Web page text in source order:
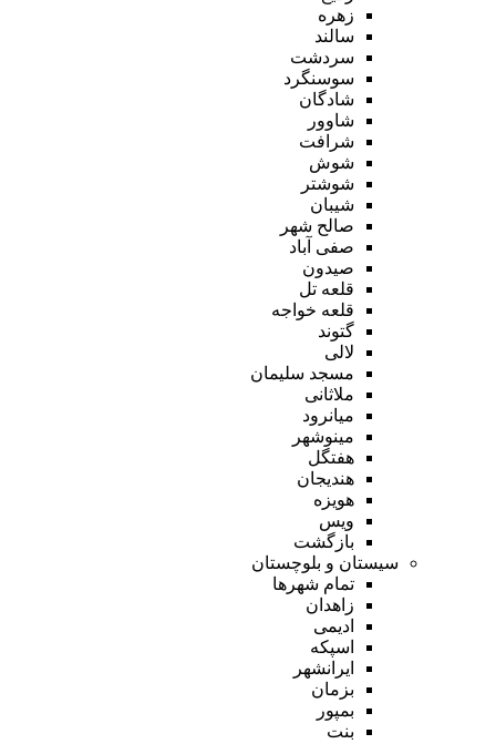
زهره
سالند
سردشت
سوسنگرد
شادگان
شاوور
شرافت
شوش
شوشتر
شیبان
صالح شهر
صفی آباد
صیدون
قلعه تل
قلعه خواجه
گتوند
لالی
مسجد سلیمان
ملاثانی
میانرود
مینوشهر
هفتگل
هندیجان
هویزه
ویس
بازگشت
سیستان و بلوچستان
تمام شهر‌ها
زاهدان
ادیمی
اسپکه
ایرانشهر
بزمان
بمپور
بنت